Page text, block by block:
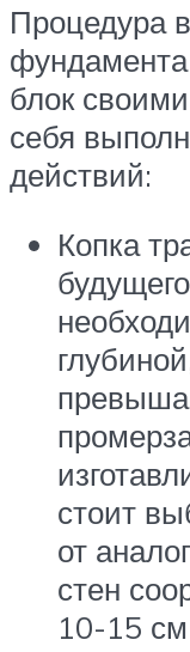
Процедура
блок
себя
действий:
Копка
стоит
от
стен
10-15